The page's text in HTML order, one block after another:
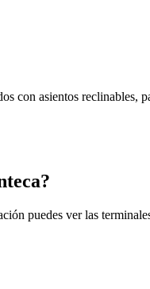
con asientos
puedes ver las